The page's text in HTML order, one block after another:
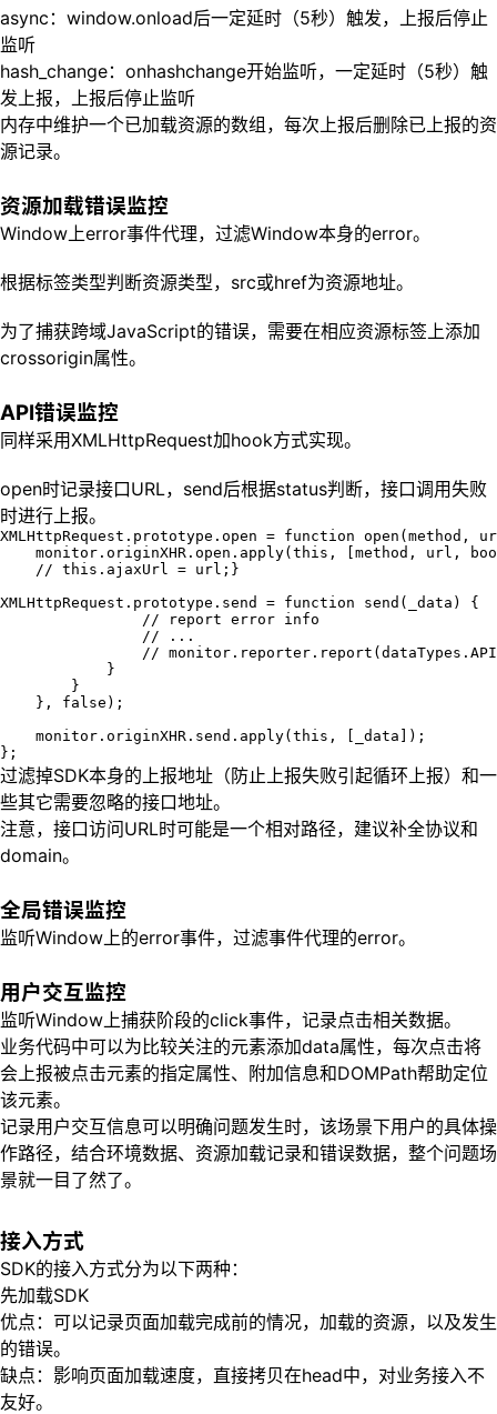
async：window.onload后一定延时（5秒）触发，上报后停止
监听
hash_change：onhashchange开始监听，一定延时（5秒）触
发上报，上报后停止监听
内存中维护一个已加载资源的数组，每次上报后删除已上报的资
源记录。
资源加载错误监控
Window上error事件代理，过滤Window本身的error。
根据标签类型判断资源类型，src或href为资源地址。
为了捕获跨域JavaScript的错误，需要在相应资源标签上添加
crossorigin属性。
API错误监控
同样采用XMLHttpRequest加hook方式实现。
open时记录接口URL，send后根据status判断，接口调用失败
时进行上报。
XMLHttpRequest.prototype.open = function open ( method,
monitor.originXHR.open.apply( this , [method, url,
// this.ajaxUrl = url; }
XMLHttpRequest.prototype.send = function send ( _data )
// report error info
// ...
//
}
}
}, false );
monitor.originXHR.send.apply( this , [_data]);
};
过滤掉SDK本身的上报地址（防止上报失败引起循环上报）和一
些其它需要忽略的接口地址。
注意，接口访问URL时可能是一个相对路径，建议补全协议和
domain。
全局错误监控
监听Window上的error事件，过滤事件代理的error。
用户交互监控
监听Window上捕获阶段的click事件，记录点击相关数据。
业务代码中可以为比较关注的元素添加data属性，每次点击将
会上报被点击元素的指定属性、附加信息和DOMPath帮助定位
该元素。
记录用户交互信息可以明确问题发生时，该场景下用户的具体操
作路径，结合环境数据、资源加载记录和错误数据，整个问题场
景就一目了然了。
接入方式
SDK的接入方式分为以下两种：
先加载SDK
优点：可以记录页面加载完成前的情况，加载的资源，以及发生
的错误。
缺点：影响页面加载速度，直接拷贝在head中，对业务接入不
友好。